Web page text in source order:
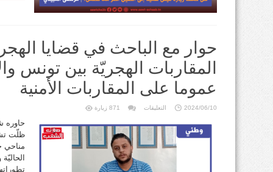
حوار مع الباحث في قضايا
المقاربات الهجريّة بين تونس
عموما على المقاربات الأمنية
2024/06/10 التعليقات على
الباحث
قضايا
الهجرة
الطبّابي:
المقاربات
871 زيارة
حاوره
ظلّت
مناحي